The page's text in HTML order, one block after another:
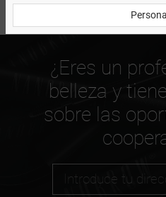
¿Eres un
belleza y
sobre las